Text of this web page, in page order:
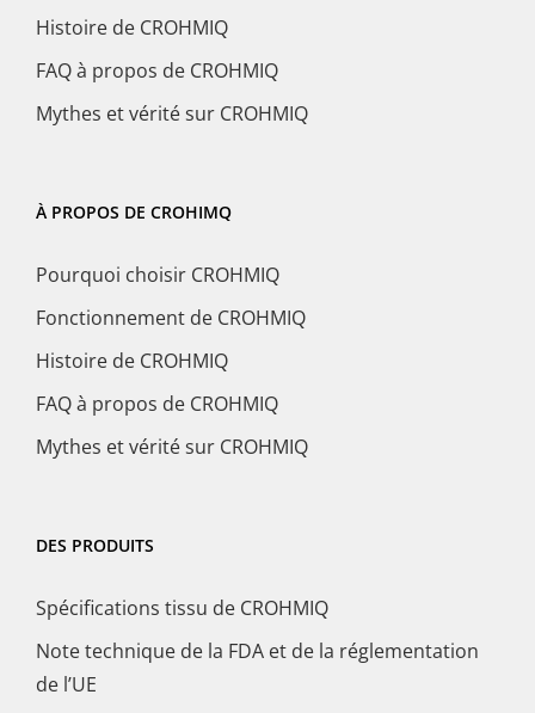
Histoire de CROHMIQ
FAQ à propos de CROHMIQ
Mythes et vérité sur CROHMIQ
À PROPOS DE CROHIMQ
Pourquoi choisir CROHMIQ
Fonctionnement de CROHMIQ
Histoire de CROHMIQ
FAQ à propos de CROHMIQ
Mythes et vérité sur CROHMIQ
DES PRODUITS
Spécifications tissu de CROHMIQ
Note technique de la FDA et de la réglementation
de l’UE